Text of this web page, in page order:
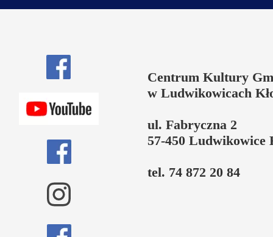
Centrum Kultury
w Ludwikowicach
ul. Fabryczna 2
57-450 Ludwikowice
tel. 74 872 20 84